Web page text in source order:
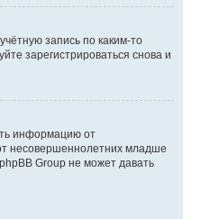
запись по каким-то
зарегистрироваться снова и
информацию от
несовершеннолетних младше
Group не может давать